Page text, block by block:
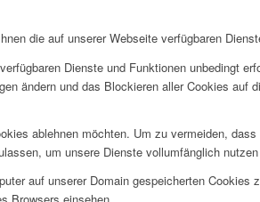
die auf unserer Webseite verfügbaren
Dienste und Funktionen unbedingt
ändern und das Blockieren aller Cookies
ablehnen möchten. Um zu vermeiden,
um unsere Dienste vollumfänglich
auf unserer Domain gespeicherten
Browsers einsehen.